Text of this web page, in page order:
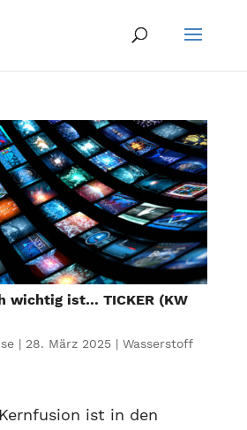
wichtig ist… TICKER (KW
| 28. März 2025| Wasserstoff
ist in den